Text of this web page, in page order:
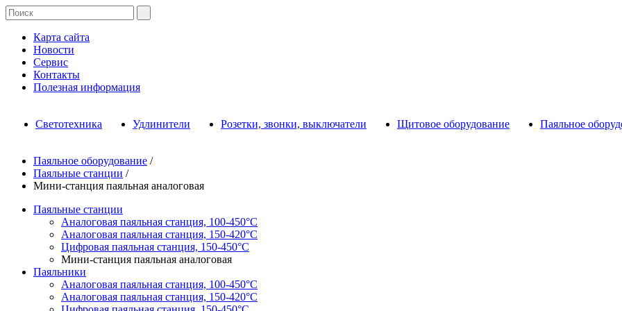
Карта сайта
Новости
Сервис
Контакты
Полезная информация
Светотехника Удлинители Розетки, звонки, выключатели Щитовое оборудование Паяльное
Паяльное оборудование /
Паяльные станции /
Мини-станция паяльная аналоговая
Паяльные станции
Аналоговая паяльная станция, 100-450°С
Аналоговая паяльная станция, 150-420°С
Цифровая паяльная станция, 150-450°С
Мини-станция паяльная аналоговая
Паяльники
Аналоговая паяльная станция, 100-450°С
Аналоговая паяльная станция, 150-420°С